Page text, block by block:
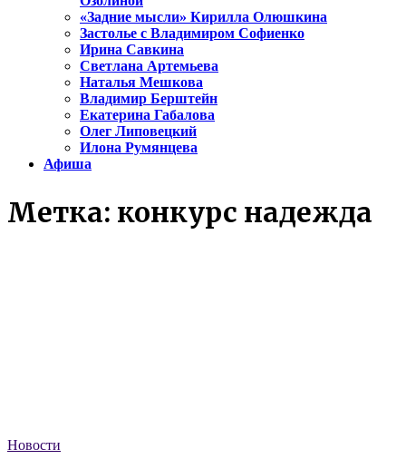
«Задние мысли» Кирилла Олюшкина
Застолье с Владимиром Софиенко
Ирина Савкина
Светлана Артемьева
Наталья Мешкова
Владимир Берштейн
Екатерина Габалова
Олег Липовецкий
Илона Румянцева
Афиша
Метка: конкурс надежда
Новости